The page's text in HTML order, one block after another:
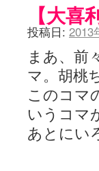
Danas je lep
ぴゅーく☆す
What You
左を向いて »
primary
乱れ雪月花 -
YUKARI / 【
アルカ茄子 /
竹ブログ - 咲
SSSSS(-
【大
投稿日: 2013
まあ、前
マ。胡桃
このコマ
いうコマ
あとにい